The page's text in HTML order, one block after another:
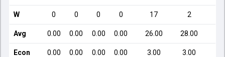
W 0 0 0 0 17 2
Avg 0.00 0.00 0.00 0.00 26.00 28.00
Econ 0.00 0.00 0.00 0.00 3.00 3.00